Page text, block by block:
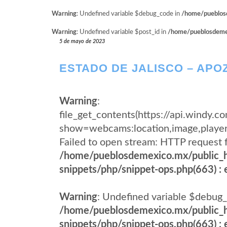
Warning: Undefined variable $debug_code in /home/
Warning: Undefined variable $post_id in /home/
5 de mayo de 2023
ESTADO DE JALISCO –
Warning:
file_get_contents(https://
Failed to open stream: HTTP
/home/pueblosdemexico.mx/
snippets/php/snippet-ops.php(663) :
Warning: Undefined variable
/home/pueblosdemexico.mx/
snippets/php/snippet-ops.php(663) :